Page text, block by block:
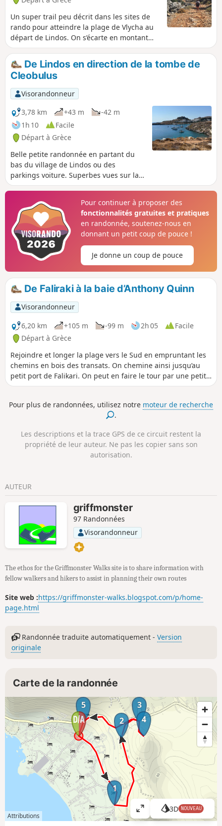
Un super trail peu décrit dans les sites de
rando pour atteindre la plage de Vlycha au
départ de Lindos. On s’écarte en montant
dans les faubourgs de Lindos puis il faut
trouver un sentier de montagne peu visible
mais repéré quand même par des cairn. Ces
amas de pierres laissés par les randonneurs
aident bien a trouver le chemin. De
magnifiques vues en hauteur sur Lindos
d’abord puis Pefkos et enfin Vlycha. On peut
croiser des chèvres et des boucs inoffensifs
en liberté sur le sentier
De Lindos en direction de la tombe de
Cleobulus
Visorandonneur
3,78 km
+43 m
-42 m
1h 10
Facile
Départ à Grèce
Belle petite randonnée en partant du
bas du village de Lindos ou des
parkings voiture. Superbes vues sur la
plage principale de Lindos, la baie et la
ou des boucs en liberté sur le chemin.
Nous nous sommes approchés du petit
mont sur lequel est posée la tombe de
Cléobulus mais le sentier n'était pas
clair pour atteindre le sommet aussi
nous avons rebroussé chemin.
Pour continuer à proposer des
fonctionnalités gratuites et pratiques
en randonnée, soutenez-nous en
donnant un petit coup de pouce !
Je donne un coup de pouce
De Faliraki à la baie d’Anthony Quinn
Visorandonneur
6,20 km
+105 m -99 m 2h 05
Facile
Départ à Grèce
Rejoindre et longer la plage vers le Sud en empruntant les
chemins en bois des transats. On chemine ainsi jusqu’au
petit port de Falikari. On peut en faire le tour par une petite
passerelle. Longer la jolie petite plage derrière le port puis
la montagne bien bordé de pins et verdure. La deux options
se présentent à vous : soit continuer par un sentier
arrive sur la baie de Ladiko, déjà magnifique, puis il faut
encore un petit effort pour admirer la baie d’Anthony
Pour plus de randonnées, utilisez notre moteur de recherche
.
Les descriptions et la trace GPS de ce circuit restent la
propriété de leur auteur. Ne pas les copier sans son
autorisation.
AUTEUR
griffmonster
97 Randonnées
Visorandonneur
The ethos for the Griffmonster Walks site is to share information with
fellow walkers and hikers to assist in planning their own routes
Site web :https://griffmonster-walks.blogspot.com/p/home-
page.html
Randonnée traduite automatiquement -Version
originale
Carte de la randonnée
1
2
3
4
5
Attributions
A
ff
3D NOUVEAU